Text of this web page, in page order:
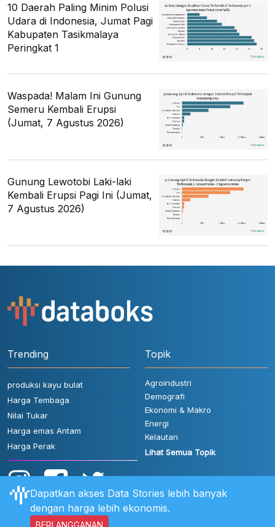
10 Daerah Paling Minim Polusi
Udara di Indonesia, Jumat Pagi
Kabupaten Tasikmalaya
Peringkat 1
Waspada! Malam Ini Gunung
Semeru Kembali Erupsi
(Jumat, 7 Agustus 2026)
Gunung Lewotobi Laki-laki
Kembali Erupsi Pagi Ini (Jumat,
7 Agustus 2026)
Trending
produksi kayu bulat
Harga Tembaga
Nilai Tukar
Harga emas Antam
Harga Perak
Topik
Agroindustri
Demografi
Ekonomi & Makro
Energi
Kelautan
Lihat Semua Topik
Dapatkan akses Data Stories lebih banyak
dengan harga lebih ekonomis.
BERLANGGANAN